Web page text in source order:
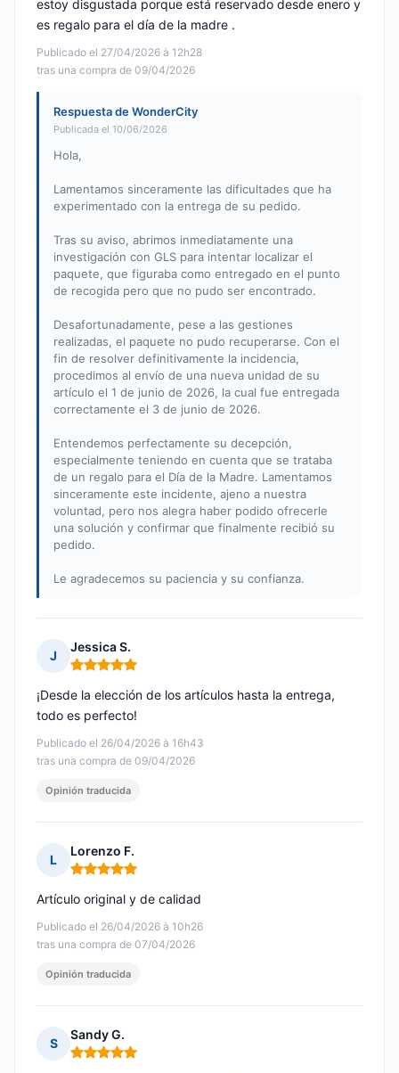
Publicado el 27/04/2026 à 12h28
tras una compra de 09/04/2026
estoy disgustada porque está reservado desde enero y
es regalo para el día de la madre .
Respuesta de WonderCity
Publicada el 10/06/2026
Hola,
Lamentamos sinceramente las dificultades que ha
experimentado con la entrega de su pedido.
Tras su aviso, abrimos inmediatamente una
investigación con GLS para intentar localizar el
paquete, que figuraba como entregado en el punto
de recogida pero que no pudo ser encontrado.
Desafortunadamente, pese a las gestiones
realizadas, el paquete no pudo recuperarse. Con el
fin de resolver definitivamente la incidencia,
procedimos al envío de una nueva unidad de su
artículo el 1 de junio de 2026, la cual fue entregada
correctamente el 3 de junio de 2026.
Entendemos perfectamente su decepción,
especialmente teniendo en cuenta que se trataba
de un regalo para el Día de la Madre. Lamentamos
sinceramente este incidente, ajeno a nuestra
voluntad, pero nos alegra haber podido ofrecerle
una solución y confirmar que finalmente recibió su
pedido.
Le agradecemos su paciencia y su confianza.
J
Jessica S.
Nota: 5 de 5
Publicado el 26/04/2026 à 16h43
tras una compra de 09/04/2026
¡Desde la elección de los artículos hasta la entrega,
todo es perfecto!
Opinión traducida
L
Lorenzo F.
Nota: 5 de 5
Publicado el 26/04/2026 à 10h26
tras una compra de 07/04/2026
Artículo original y de calidad
Opinión traducida
S
Sandy G.
Nota: 5 de 5